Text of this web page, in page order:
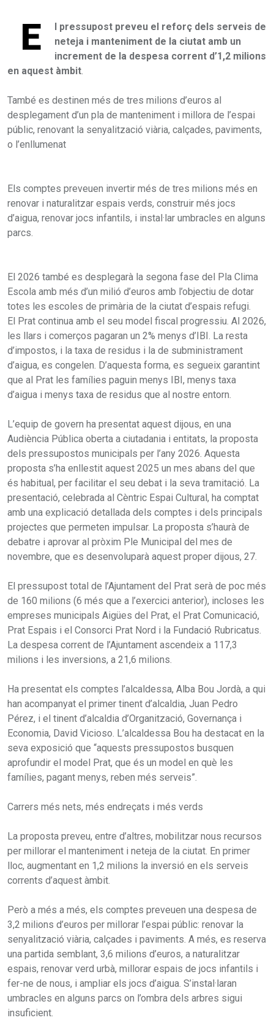
E
l pressupost preveu el reforç dels serveis de
neteja i manteniment de la ciutat amb un
increment de la despesa corrent d’1,2 milions
en aquest àmbit
També es destinen més de tres milions d’euros al
desplegament d’un pla de manteniment i millora de l’espai
públic, renovant la senyalització viària, calçades, paviments,
o l’enllumenat
Els comptes preveuen invertir més de tres milions més en
renovar i naturalitzar espais verds, construir més jocs
d’aigua, renovar jocs infantils, i instal·lar umbracles en alguns
parcs.
El 2026 també es desplegarà la segona fase del Pla Clima
Escola amb més d’un milió d’euros amb l’objectiu de dotar
totes les escoles de primària de la ciutat d’espais refugi.
El Prat continua amb el seu model fiscal progressiu. Al 2026,
les llars i comerços pagaran un 2% menys d’IBI. La resta
d’impostos, i la taxa de residus i la de subministrament
d’aigua, es congelen. D’aquesta forma, es segueix garantint
que al Prat les famílies paguin menys IBI, menys taxa
d’aigua i menys taxa de residus que al nostre entorn.
L’equip de govern ha presentat aquest dijous, en una
Audiència Pública oberta a ciutadania i entitats, la proposta
dels pressupostos municipals per l’any 2026. Aquesta
proposta s’ha enllestit aquest 2025 un mes abans del que
és habitual, per facilitar el seu debat i la seva tramitació. La
presentació, celebrada al Cèntric Espai Cultural, ha comptat
amb una explicació detallada dels comptes i dels principals
projectes que permeten impulsar. La proposta s’haurà de
debatre i aprovar al pròxim Ple Municipal del mes de
novembre, que es desenvoluparà aquest proper dijous, 27.
El pressupost total de l’Ajuntament del Prat serà de poc més
de 160 milions (6 més que a l’exercici anterior), incloses les
empreses municipals Aigües del Prat, el Prat Comunicació,
Prat Espais i el Consorci Prat Nord i la Fundació Rubricatus.
La despesa corrent de l’Ajuntament ascendeix a 117,3
milions i les inversions, a 21,6 milions.
Ha presentat els comptes l’alcaldessa, Alba Bou Jordà, a qui
han acompanyat el primer tinent d’alcaldia, Juan Pedro
Pérez, i el tinent d’alcaldia d’Organització, Governança i
Economia, David Vicioso. L’alcaldessa Bou ha destacat en la
seva exposició que “aquests pressupostos busquen
aprofundir el model Prat, que és un model en què les
famílies, pagant menys, reben més serveis”.
Carrers més nets, més endreçats i més verds
La proposta preveu, entre d’altres, mobilitzar nous recursos
per millorar el manteniment i neteja de la ciutat. En primer
lloc, augmentant en 1,2 milions la inversió en els serveis
corrents d’aquest àmbit.
Però a més a més, els comptes preveuen una despesa de
3,2 milions d’euros per millorar l’espai públic: renovar la
senyalització viària, calçades i paviments. A més, es reserva
una partida semblant, 3,6 milions d’euros, a naturalitzar
espais, renovar verd urbà, millorar espais de jocs infantils i
fer-ne de nous, i ampliar els jocs d’aigua. S’instal·laran
umbracles en alguns parcs on l’ombra dels arbres sigui
insuficient.